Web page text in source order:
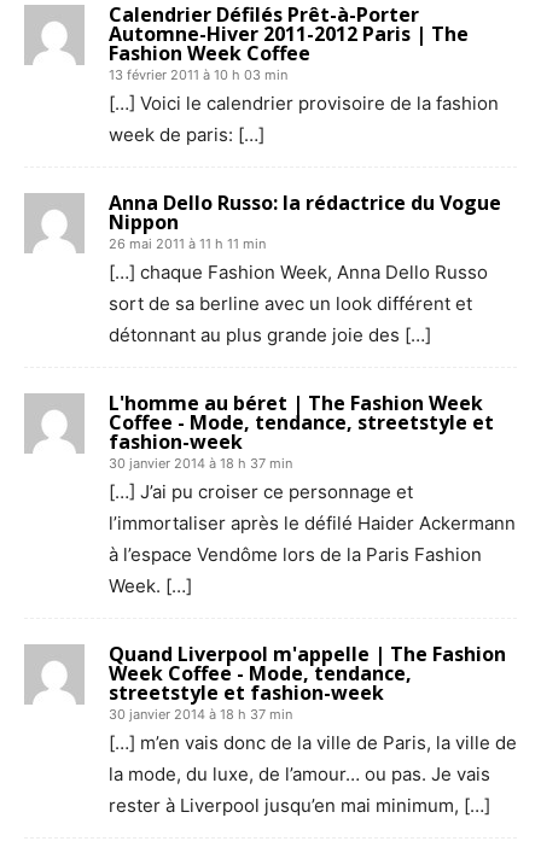
Calendrier Défilés Prêt-à-Porter
Automne-Hiver 2011-2012 Paris | The
Fashion Week Coffee
13 février 2011 à 10 h 03 min
[…] Voici le calendrier provisoire de la fashion
week de paris: […]
Anna Dello Russo: la rédactrice du Vogue
Nippon
26 mai 2011 à 11 h 11 min
[…] chaque Fashion Week, Anna Dello Russo
sort de sa berline avec un look différent et
détonnant au plus grande joie des […]
L'homme au béret | The Fashion Week
Coffee - Mode, tendance, streetstyle et
fashion-week
30 janvier 2014 à 18 h 37 min
[…] J’ai pu croiser ce personnage et
l’immortaliser après le défilé Haider Ackermann
à l’espace Vendôme lors de la Paris Fashion
Week. […]
Quand Liverpool m'appelle | The Fashion
Week Coffee - Mode, tendance,
streetstyle et fashion-week
30 janvier 2014 à 18 h 37 min
[…] m’en vais donc de la ville de Paris, la ville de
la mode, du luxe, de l’amour… ou pas. Je vais
rester à Liverpool jusqu’en mai minimum, […]